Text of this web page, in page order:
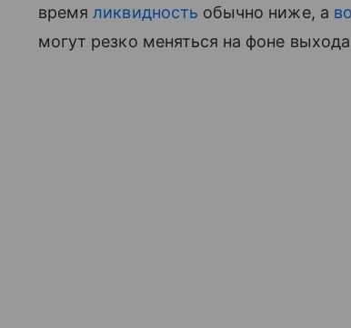
времяликвидность обычно ниже, а
могут резко меняться на фоне